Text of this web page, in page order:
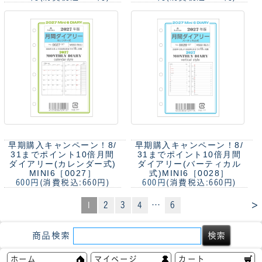
早期購入キャンペーン！8/
31までポイント10倍 月間
ダイアリー(カレンダー式)
MINI6［0027］
600円 (消費税込:660円)
早期購入キャンペーン！8/
31までポイント10倍 月間
ダイアリー(バーティカル
式)MINI6［0028］
600円 (消費税込:660円)
>
2 3 4 … 6
商品検索
ホーム マイページ カート